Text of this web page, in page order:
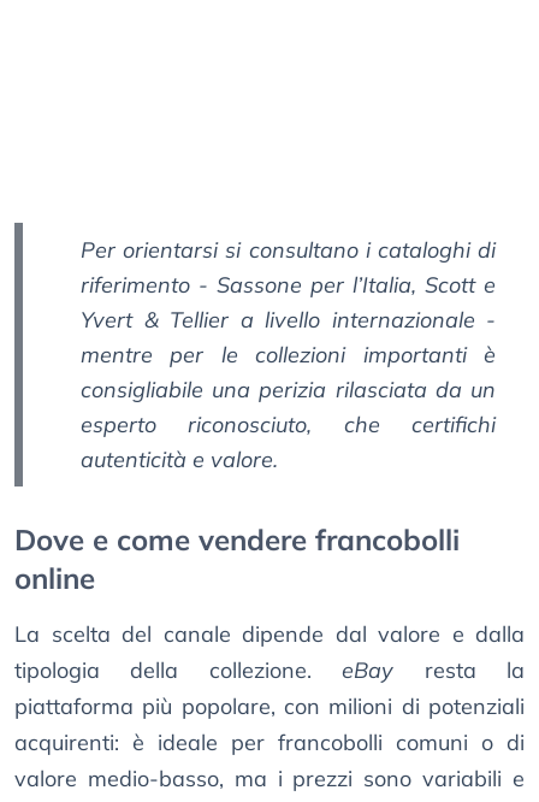
Per orientarsi si consultano i cataloghi di
riferimento - Sassone per l’Italia, Scotte
Yvert & Tellier a livello internazionale -
mentre per le collezioni importanti è
consigliabile una perizia rilasciata da un
esperto riconosciuto, che certifichi
autenticità e valore.
Dove e come vendere francobolli
online
La scelta del canale dipende dal valore e dalla
tipologia della collezione.eBay resta la
piattaforma più popolare, con milioni di potenziali
acquirenti: è ideale per francobolli comuni o di
valore medio-basso, ma i prezzi sono variabili e